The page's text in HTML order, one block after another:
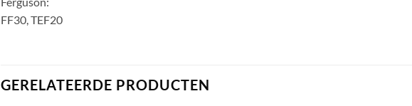
FF30, TEF20
GERELATEERDE PRODUCTEN